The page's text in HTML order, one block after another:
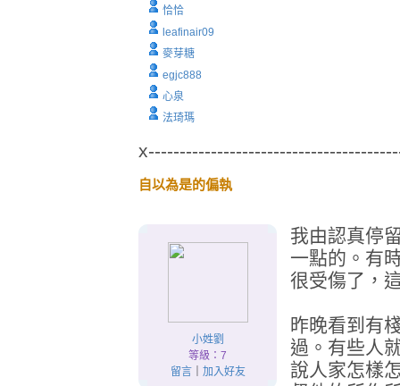
恰恰
leafinair09
麥芽糖
egjc888
心泉
法琦瑪
自以為是的偏執
小姓劉
等級：7
留言｜ 加入好友
我由認真停
一點的。有
很受傷了，
昨晚看到有
過。有些人
說人家怎樣